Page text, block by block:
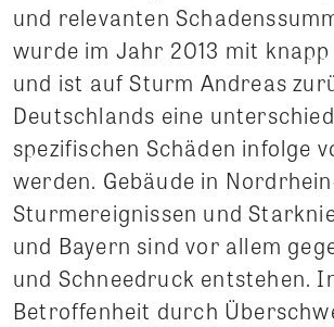
und relevanten
wurde im Jahr 2013 mit
und ist auf Sturm Andreas
Deutschlands eine
spezifischen Schäden infolge
werden. Gebäude in
Sturmereignissen und
und Bayern sind vor allem
und Schneedruck entstehen.
Betroffenheit durch